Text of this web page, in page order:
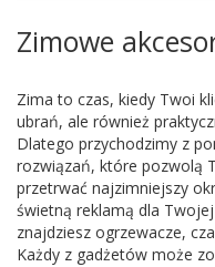
Zimowe
Zima to czas, kiedy Twoi
ubrań, ale również
Dlatego przychodzimy z
rozwiązań, które pozwolą
przetrwać najzimniejszy
świetną reklamą dla
znajdziesz ogrzewacze,
Każdy z gadżetów może